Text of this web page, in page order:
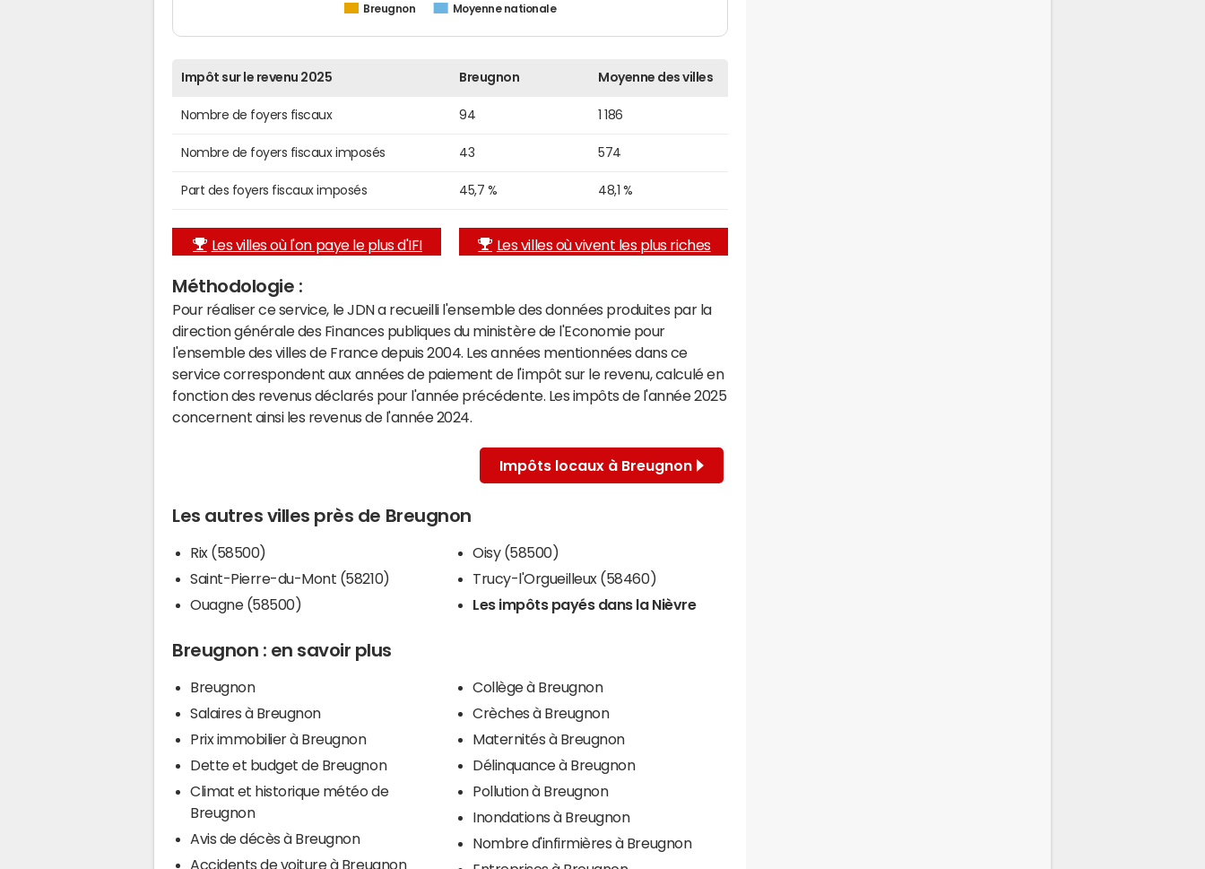
Breugnon Moyenne nationale
Impôt sur le revenu 2025 Breugnon Moyenne des villes
Nombre de foyers fiscaux 94 1 186
Nombre de foyers fiscaux imposés 43 574
Part des foyers fiscaux imposés 45,7 % 48,1 %
Les villes où l'on paye le plus d'IFI Les villes où vivent les plus riches
Méthodologie :
Pour réaliser ce service, le JDN a recueilli l'ensemble des données produites par la
direction générale des Finances publiques du ministère de l'Economie pour
l'ensemble des villes de France depuis 2004. Les années mentionnées dans ce
service correspondent aux années de paiement de l'impôt sur le revenu, calculé en
fonction des revenus déclarés pour l'année précédente. Les impôts de l'année 2025
concernent ainsi les revenus de l'année 2024.
Impôts locaux à Breugnon
Les autres villes près de Breugnon
Rix (58500)
Saint-Pierre-du-Mont (58210)
Ouagne (58500)
Oisy (58500)
Trucy-l'Orgueilleux (58460)
Les impôts payés dans la Nièvre
Breugnon : en savoir plus
Breugnon
Salaires à Breugnon
Prix immobilier à Breugnon
Dette et budget de Breugnon
Climat et historique météo de
Breugnon
Avis de décès à Breugnon
Accidents de voiture à Breugnon
Collège à Breugnon
Crèches à Breugnon
Maternités à Breugnon
Délinquance à Breugnon
Pollution à Breugnon
Inondations à Breugnon
Nombre d'infirmières à Breugnon